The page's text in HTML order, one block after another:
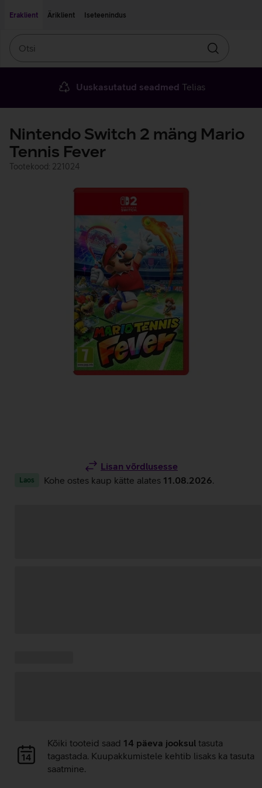
Eraklient
Äriklient Iseteenindus
Otsin
Uuskasutatud seadmed Telias
Nintendo Switch 2 mäng Mario
Tennis Fever
Tootekood: 221024
Lisan võrdlusesse
Laos Kohe ostes kaup kätte alates 11.08.2026
Andmete
laadimine
Kõiki tooteid saad 14 päeva jooksul tasuta
tagastada. Kuupakkumistele kehtib lisaks ka tasuta
saatmine.